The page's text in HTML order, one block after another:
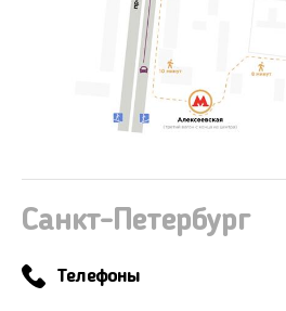
Санкт-Петербург
Телефоны